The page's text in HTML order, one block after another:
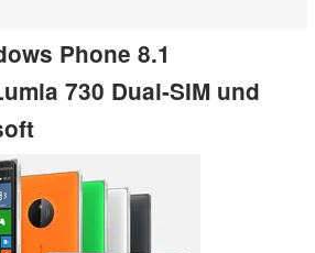
Phone 8.1
730 Dual-SIM und